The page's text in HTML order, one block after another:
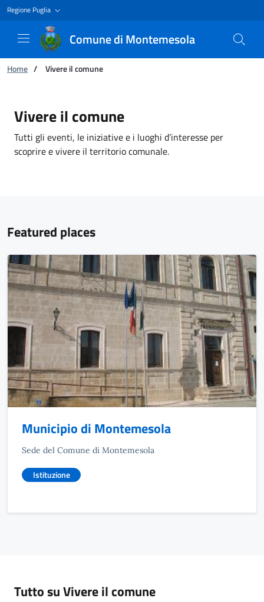
Regione Puglia
Comune di Montemesola
You are:
Home / Vivere il comune
Vivere il comune
Tutti gli eventi, le iniziative e i luoghi d’interesse per
scoprire e vivere il territorio comunale.
Featured places
Municipio di Montemesola
Sede del Comune di Montemesola
Istituzione
Tutto su Vivere il comune